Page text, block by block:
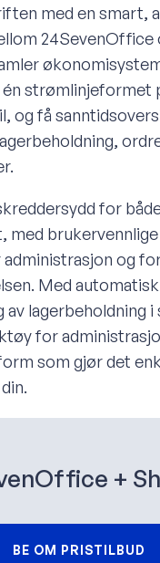
med en smart,
24SevenOffice
strømlinjeformet
og få
for
med
og
Med automatisk
av lagerbeholdning i
for
som gjør det
+
BE OM PRISTILBUD